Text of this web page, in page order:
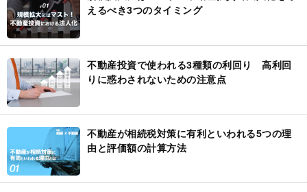
えるべき3つのタイミング
不動産投資で使われる3種類の利回り 高利回
りに惑わされないための注意点
不動産が相続税対策に有利といわれる5つの理
由と評価額の計算方法